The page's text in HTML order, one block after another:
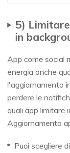
5)
in
App come social
energia anche
l'aggiornamento
perdere le
quali app limitare
Aggiornamento
Puoi scegliere